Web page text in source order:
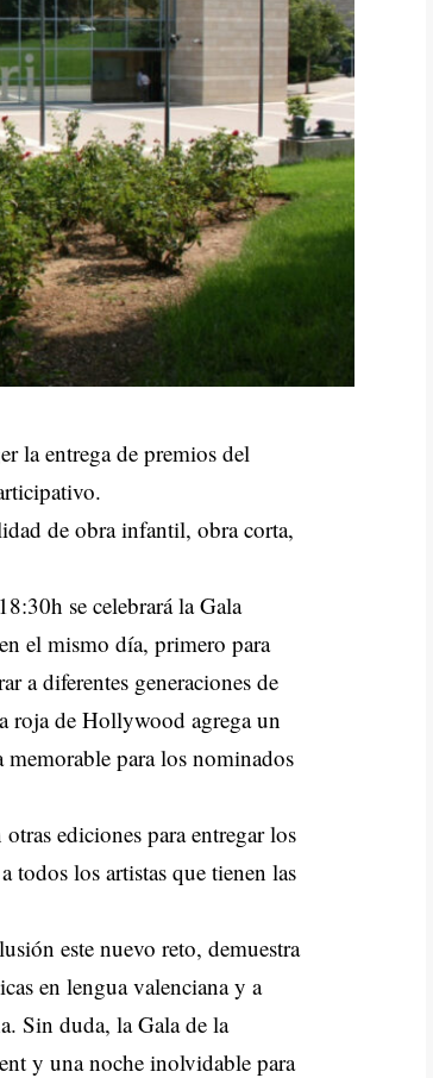
la entrega de premios del
de obra infantil, obra corta,
se celebrará la Gala
el mismo día, primero para
a diferentes generaciones de
roja de Hollywood agrega un
para los nominados
ediciones para entregar los
todos los artistas que tienen las
este nuevo reto, demuestra
en lengua valenciana y a
Sin duda, la Gala de la
y una noche inolvidable para